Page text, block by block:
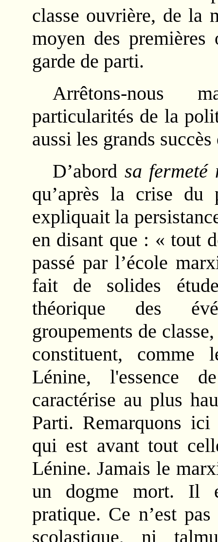
classe ouvrière, de la
moyen des premières
garde de parti.
Arrêtons-nous
particularités de la
aussi les grands
D’abord sa fermeté
qu’après la crise
expliquait la
en disant que : « tout
passé par l’école
fait de solides
théorique des
groupements de
constituent, comme
Lénine, l'essence
caractérise au plus
Parti. Remarquons
qui est avant tout
Lénine. Jamais le
un dogme mort. Il
pratique. Ce n’est
scolastique, ni